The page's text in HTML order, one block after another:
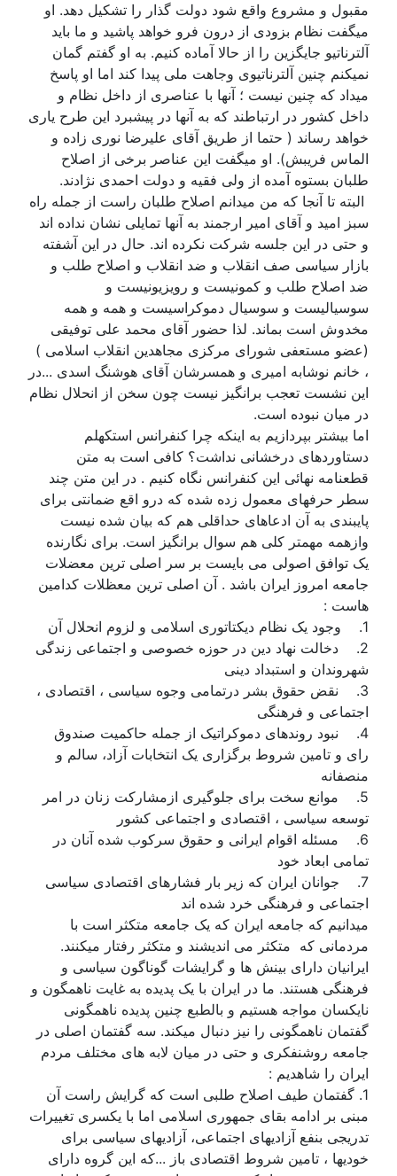
مقبول و مشروع واقع شود دولت گذار را تشکیل دهد. او
میگفت نظام بزودی از درون فرو خواهد پاشید و ما باید
آلترناتیو جایگزین را از حالا آماده کنیم. به او گفتم گمان
نمیکنم چنین آلترناتیوی وجاهت ملی پیدا کند اما او پاسخ
میداد که چنین نیست ؛ آنها با عناصری از داخل نظام و
داخل کشور در ارتباطند که به آنها در پیشبرد این طرح یاری
خواهد رساند ( حتما از طریق آقای علیرضا نوری زاده و
الماس فریبش). او میگفت این عناصر برخی از اصلاح
طلبان بستوه آمده از ولی فقیه و دولت احمدی نژادند.
البته تا آنجا که من میدانم اصلاح طلبان راست از جمله راه
سبز امید و آقای امیر ارجمند به آنها تمایلی نشان نداده اند
و حتی در این جلسه شرکت نکرده اند. حال در این آشفته
بازار سیاسی صف انقلاب و ضد انقلاب و اصلاح طلب و
ضد اصلاح طلب و کمونیست و رویزیونیست و
سوسیالیست و سوسیال دموکراسیست و همه و همه
مخدوش است بماند. لذا حضور آقای محمد علی توفیقی
(عضو مستعفی شورای مرکزی مجاهدین انقلاب اسلامی )
، خانم نوشابه امیری و همسرشان آقای هوشنگ اسدی ...در
این نشست تعجب برانگیز نیست چون سخن از انحلال نظام
در میان نبوده است.
اما بیشتر بپردازیم به اینکه چرا کنفرانس استکهلم
دستاوردهای درخشانی نداشت؟ کافی است به متن
قطعنامه نهائی این کنفرانس نگاه کنیم . در این متن چند
سطر حرفهای معمول زده شده که درو اقع ضمانتی برای
پایبندی به آن ادعاهای حداقلی هم که بیان شده نیست
وازهمه مهمتر کلی هم سوال برانگیز است. برای نگارنده
یک توافق اصولی می بایست بر سر اصلی ترین معضلات
جامعه امروز ایران باشد . آن اصلی ترین معظلات کدامین
هاست :
1. وجود یک نظام دیکتاتوری اسلامی و لزوم انحلال آن
2. دخالت نهاد دین در حوزه خصوصی و اجتماعی زندگی
شهروندان و استبداد دینی
3. نقض حقوق بشر درتمامی وجوه سیاسی ، اقتصادی ،
اجتماعی و فرهنگی
4. نبود روندهای دموکراتیک از جمله حاکمیت صندوق
رای و تامین شروط برگزاری یک انتخابات آزاد، سالم و
منصفانه
5. موانع سخت برای جلوگیری ازمشارکت زنان در امر
توسعه سیاسی ، اقتصادی و اجتماعی کشور
6. مسئله اقوام ایرانی و حقوق سرکوب شده آنان در
تمامی ابعاد خود
7. جوانان ایران که زیر بار فشارهای اقتصادی سیاسی
اجتماعی و فرهنگی خرد شده اند
میدانیم که جامعه ایران که یک جامعه متکثر است با
مردمانی که متکثر می اندیشند و متکثر رفتار میکنند.
ایرانیان دارای بینش ها و گرایشات گوناگون سیاسی و
فرهنگی هستند. ما در ایران با یک پدیده به غایت ناهمگون و
نایکسان مواجه هستیم و بالطبع چنین پدیده ناهمگونی
گفتمان ناهمگونی را نیز دنبال میکند. سه گفتمان اصلی در
جامعه روشنفکری و حتی در میان لابه های مختلف مردم
ایران را شاهدیم :
1. گفتمان طیف اصلاح طلبی است که گرایش راست آن
مبنی بر ادامه بقای جمهوری اسلامی اما با یکسری تغییرات
تدریجی بنفع آزادیهای اجتماعی، آزادیهای سیاسی برای
خودیها ، تامین شروط اقتصادی باز ...که این گروه دارای